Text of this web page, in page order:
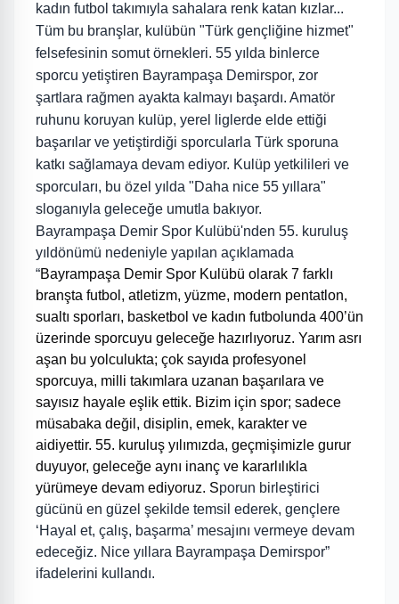
kadın futbol takımıyla sahalara renk katan kızlar...
Tüm bu branşlar, kulübün "Türk gençliğine hizmet"
felsefesinin somut örnekleri. 55 yılda binlerce
sporcu yetiştiren Bayrampaşa Demirspor, zor
şartlara rağmen ayakta kalmayı başardı. Amatör
ruhunu koruyan kulüp, yerel liglerde elde ettiği
başarılar ve yetiştirdiği sporcularla Türk sporuna
katkı sağlamaya devam ediyor. Kulüp yetkilileri ve
sporcuları, bu özel yılda "Daha nice 55 yıllara"
sloganıyla geleceğe umutla bakıyor.
Bayrampaşa Demir Spor Kulübü'nden 55. kuruluş
yıldönümü nedeniyle yapılan açıklamada
“Bayrampaşa Demir Spor Kulübü olarak 7 farklı
branşta futbol, atletizm, yüzme, modern pentatlon,
sualtı sporları, basketbol ve kadın futbolunda 400’ün
üzerinde sporcuyu geleceğe hazırlıyoruz. Yarım asrı
aşan bu yolculukta; çok sayıda profesyonel
sporcuya, milli takımlara uzanan başarılara ve
sayısız hayale eşlik ettik. Bizim için spor; sadece
müsabaka değil, disiplin, emek, karakter ve
aidiyettir. 55. kuruluş yılımızda, geçmişimizle gurur
duyuyor, geleceğe aynı inanç ve kararlılıkla
yürümeye devam ediyoruz. Sporun birleştirici
gücünü en güzel şekilde temsil ederek, gençlere
‘Hayal et, çalış, başarma’ mesajını vermeye devam
edeceğiz. Nice yıllara Bayrampaşa Demirspor”
ifadelerini kullandı.